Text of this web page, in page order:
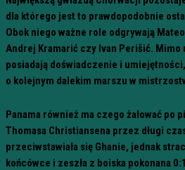
dla którego jest to prawdopodobnie
Obok niego ważne role odgrywają
Andrej Kramarić czy Ivan Perišić. Mimo
posiadają doświadczenie i
o kolejnym dalekim marszu w
Panama również ma czego żałować po
Thomasa Christiansena przez długi
przeciwstawiała się Ghanie, jednak
końcówce i zeszła z boiska pokonana